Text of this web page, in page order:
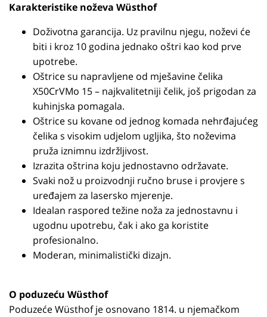
Karakteristike noževa Wüsthof
Doživotna garancija. Uz pravilnu njegu, noževi će
biti i kroz 10 godina jednako oštri kao kod prve
upotrebe.
Oštrice su napravljene od mješavine čelika
X50CrVMo 15 – najkvalitetniji čelik, još prigodan za
kuhinjska pomagala.
Oštrice su kovane od jednog komada nehrđajućeg
čelika s visokim udjelom ugljika, što noževima
pruža iznimnu izdržljivost.
Izrazita oštrina koju jednostavno održavate.
Svaki nož u proizvodnji ručno bruse i provjere s
uređajem za lasersko mjerenje.
Idealan raspored težine noža za jednostavnu i
ugodnu upotrebu, čak i ako ga koristite
profesionalno.
Moderan, minimalistički dizajn.
O poduzeću Wüsthof
Poduzeće Wüsthof je osnovano 1814. u njemačkom